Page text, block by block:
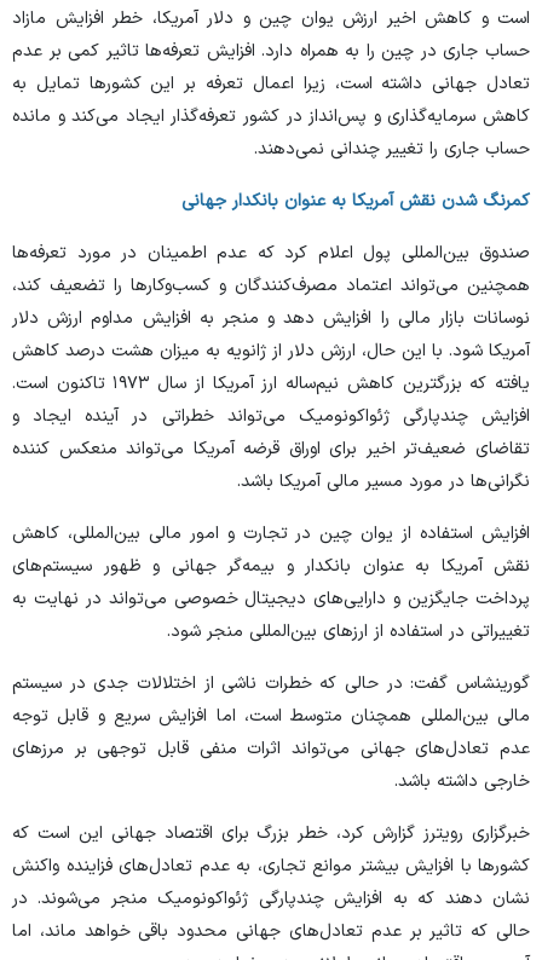
است و کاهش اخیر ارزش یوان چین و دلار آمریکا، خطر افزایش مازاد
حساب جاری در چین را به همراه دارد. افزایش تعرفه‌ها تاثیر کمی بر عدم
تعادل جهانی داشته است، زیرا اعمال تعرفه بر این کشور‌ها تمایل به
کاهش سرمایه‌گذاری و پس‌انداز در کشور تعرفه‌گذار ایجاد می‌کند و مانده
حساب جاری را تغییر چندانی نمی‌دهند.
کمرنگ شدن نقش آمریکا به عنوان بانکدار جهانی
صندوق بین‌المللی پول اعلام کرد که عدم اطمینان در مورد تعرفه‌ها
همچنین می‌تواند اعتماد مصرف‌کنندگان و کسب‌وکار‌ها را تضعیف کند،
نوسانات بازار مالی را افزایش دهد و منجر به افزایش مداوم ارزش دلار
آمریکا شود. با این حال، ارزش دلار از ژانویه به میزان هشت درصد کاهش
یافته که بزرگترین کاهش نیم‌ساله ارز آمریکا از سال ۱۹۷۳ تاکنون است.
افزایش چندپارگی ژئواکونومیک می‌تواند خطراتی در آینده ایجاد و
تقاضای ضعیف‌تر اخیر برای اوراق قرضه آمریکا می‌تواند منعکس کننده
نگرانی‌ها در مورد مسیر مالی آمریکا باشد.
افزایش استفاده از یوان چین در تجارت و امور مالی بین‌المللی، کاهش
نقش آمریکا به عنوان بانکدار و بیمه‌گر جهانی و ظهور سیستم‌های
پرداخت جایگزین و دارایی‌های دیجیتال خصوصی می‌تواند در نهایت به
تغییراتی در استفاده از ارز‌های بین‌المللی منجر شود.
گورینشاس گفت: در حالی که خطرات ناشی از اختلالات جدی در سیستم
مالی بین‌المللی همچنان متوسط است، اما افزایش سریع و قابل توجه
عدم تعادل‌های جهانی می‌تواند اثرات منفی قابل توجهی بر مرز‌های
خارجی داشته باشد.
خبرگزاری رویترز گزارش کرد، خطر بزرگ برای اقتصاد جهانی این است که
کشور‌ها با افزایش بیشتر موانع تجاری، به عدم تعادل‌های فزاینده واکنش
نشان دهند که به افزایش چندپارگی ژئواکونومیک منجر می‌شوند. در
حالی که تاثیر بر عدم تعادل‌های جهانی محدود باقی خواهد ماند، اما